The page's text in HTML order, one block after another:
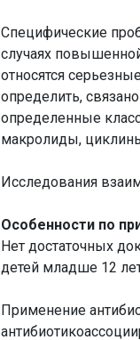
Специфические
случаях
относятся
определить,
определенные
макролиды,
Исследования
Особенности по
Нет достаточных
детей младше 12
Применение